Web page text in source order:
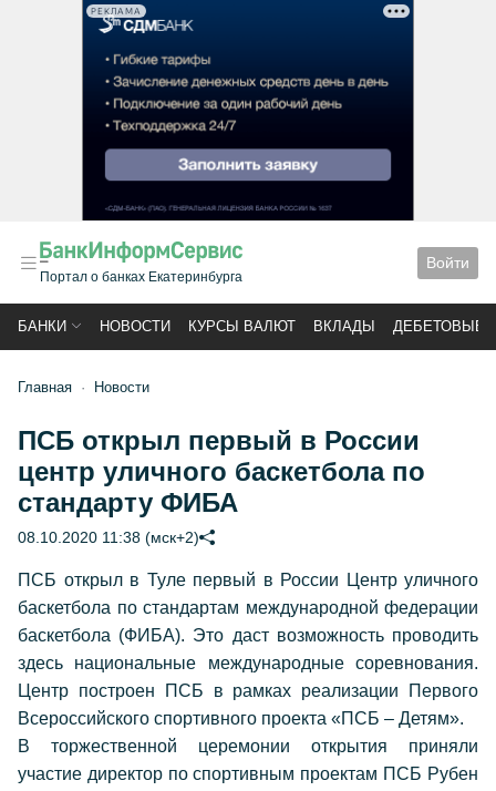
РЕКЛАМА
Портал о банках Екатеринбурга
Войти
БАНКИ НОВОСТИ КУРСЫ ВАЛЮТ ВКЛАДЫ ДЕБЕТОВЫЕ
Главная Новости
ПСБ открыл первый в России
центр уличного баскетбола по
стандарту ФИБА
08.10.2020 11:38 (мск+2)
ПСБ открыл в Туле первый в России Центр уличного
баскетбола по стандартам международной федерации
баскетбола (ФИБА). Это даст возможность проводить
здесь национальные международные соревнования.
Центр построен ПСБ в рамках реализации Первого
Всероссийского спортивного проекта «ПСБ – Детям».
В торжественной церемонии открытия приняли
участие директор по спортивным проектам ПСБ Рубен